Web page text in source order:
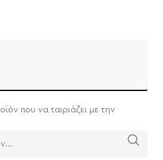
που να ταιριάζει με την